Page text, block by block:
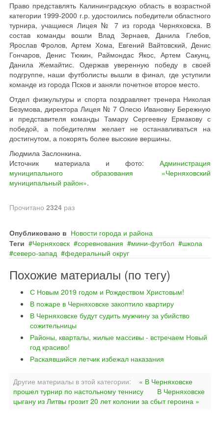
Право представлять Калининградскую область в возрастной
категории 1999-2000 г.р. удостоились победители областного
турнира, учащиеся Лицея № 7 из города Черняховска. В
состав команды вошли Влад Зернаев, Данила Глебов,
Ярослав Фролов, Артем Хома, Евгений Вайтовский, Денис
Гончаров, Денис Тюкин, Раймондас Якос, Артем Сакунц,
Данила Жемайтис. Одержав уверенную победу в своей
подгруппе, наши футболисты вышли в финал, где уступили
команде из города Псков и заняли почетное второе место.
Отдел физкультуры и спорта поздравляет тренера Николая
Безумова, директора Лицея № 7 Олесю Ивановну Бережную
и представителя команды Тамару Сергеевну Ермакову с
победой, а победителям желает не останавливаться на
достигнутом, а покорять более высокие вершины.
Людмила Заслонкина.
Источник материала и фото: Администрация
муниципального образования «Черняховский
муниципальный район».
Прочитано 2324 раз
Опубликовано в Новости города и района
Теги
Черняховск соревнования мини-футбол
школа
северо-запад
федеральный округ
Похожие материалы (по тегу)
С Новым 2019 годом и Рождеством Христовым!
В пожаре в Черняховске закоптило квартиру
В Черняховске будут судить мужчину за убийство
сожительницы
Районы, кварталы, жилые массивы - встречаем Новый
год красиво!
Раскаявшийся летчик избежал наказания
Другие материалы в этой категории:
« В Черняховске
прошел турнир по настольному теннису
В Черняховске
цыгану из Литвы грозит 20 лет колонии за сбыт героина »